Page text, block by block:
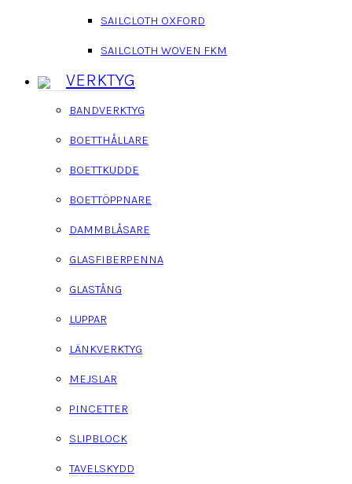
SAILCLOTH OXFORD
SAILCLOTH WOVEN FKM
VERKTYG
BANDVERKTYG
BOETTHÅLLARE
BOETTKUDDE
BOETTÖPPNARE
DAMMBLÅSARE
GLASFIBERPENNA
GLASTÅNG
LUPPAR
LÄNKVERKTYG
MEJSLAR
PINCETTER
SLIPBLOCK
TAVELSKYDD